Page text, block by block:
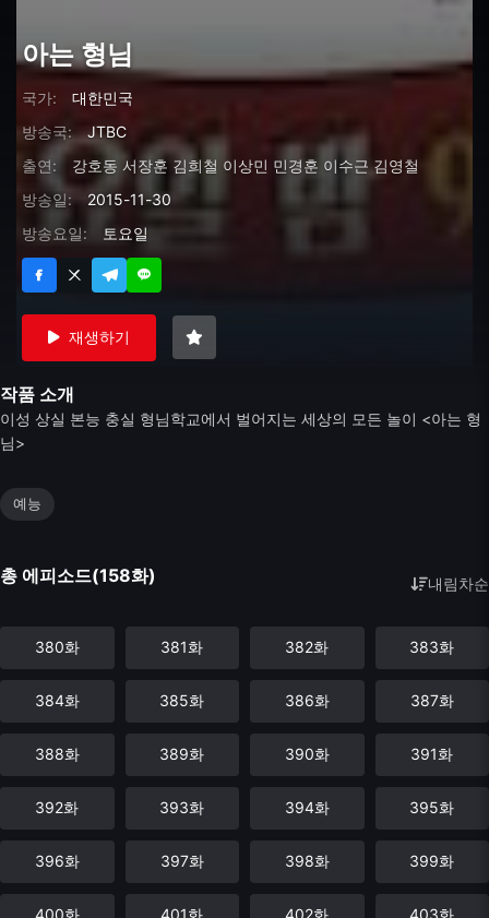
아는 형님
국가:
대한민국
방송국:
JTBC
출연:
강호동 서장훈 김희철 이상민 민경훈 이수근 김영철
방송일:
2015-11-30
방송요일:
토요일
재생하기
작품 소개
이성 상실 본능 충실 형님학교에서 벌어지는 세상의 모든 놀이 <아는 형
님>
예능
총 에피소드(158화) 내림차순
380화 381화 382화 383화
384화 385화 386화 387화
388화 389화 390화 391화
392화 393화 394화 395화
396화 397화 398화 399화
400화 401화 402화 403화